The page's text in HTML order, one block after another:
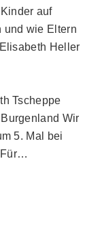
auf
und wie Eltern
Heller
Tscheppe
Wir
5. Mal bei
Für…